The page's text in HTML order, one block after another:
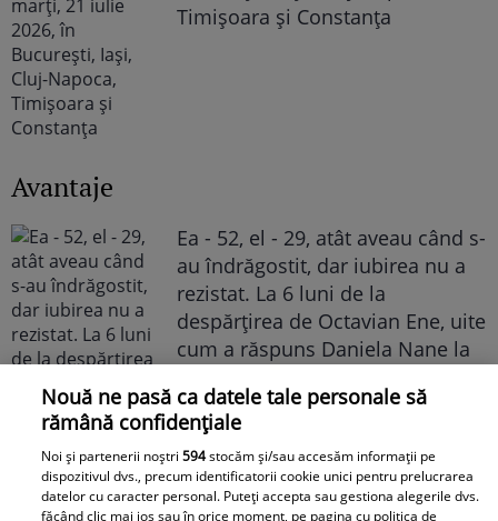
Timișoara și Constanța
Avantaje
Ea - 52, el - 29, atât aveau când s-
au îndrăgostit, dar iubirea nu a
rezistat. La 6 luni de la
despărțirea de Octavian Ene, uite
cum a răspuns Daniela Nane la
Nouă ne pasă ca datele tale personale să
rămână confidențiale
Noi și partenerii noștri594stocăm și/sau accesăm informații pe
dispozitivul dvs., precum identificatorii cookie unici pentru prelucrarea
datelor cu caracter personal. Puteți accepta sau gestiona alegerile dvs.
făcând clic mai jos sau în orice moment, pe pagina cu politica de